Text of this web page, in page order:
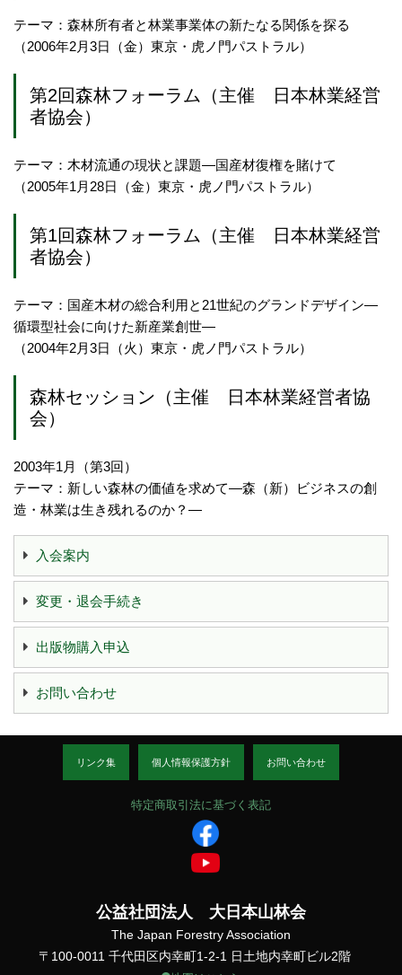
テーマ：森林所有者と林業事業体の新たなる関係を探る
（2006年2月3日（金）東京・虎ノ門パストラル）
第2回森林フォーラム（主催 日本林業経営
者協会）
テーマ：木材流通の現状と課題―国産材復権を賭けて
（2005年1月28日（金）東京・虎ノ門パストラル）
第1回森林フォーラム（主催 日本林業経営
者協会）
テーマ：国産木材の総合利用と21世紀のグランドデザイン―
循環型社会に向けた新産業創世―
（2004年2月3日（火）東京・虎ノ門パストラル）
森林セッション（主催 日本林業経営者協
会）
2003年1月（第3回）
テーマ：新しい森林の価値を求めて―森（新）ビジネスの創
造・林業は生き残れるのか？―
入会案内
変更・退会手続き
出版物購入申込
お問い合わせ
リンク集 個人情報保護方針 お問い合わせ
特定商取引法に基づく表記
公益社団法人 大日本山林会
The Japan Forestry Association
〒100-0011 千代田区内幸町1-2-1 日土地内幸町ビル2階